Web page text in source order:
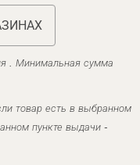
. Минимальная сумма
товар есть в выбранном
пункте выдачи -